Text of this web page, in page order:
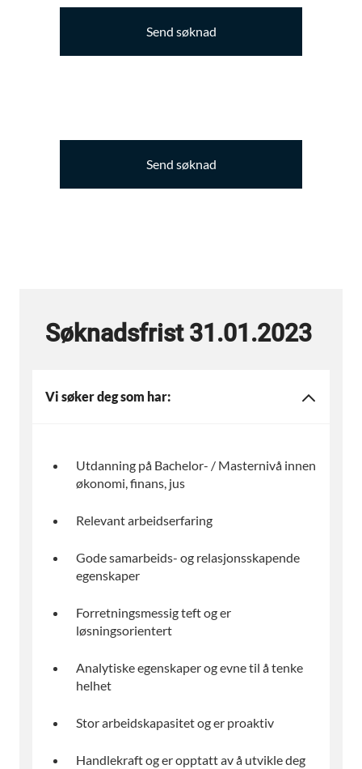
Send søknad
Send søknad
Søknadsfrist 31.01.2023
Vi søker deg som har:
Utdanning på Bachelor- / Masternivå innen
økonomi, finans, jus
Relevant arbeidserfaring
Gode samarbeids- og relasjonsskapende
egenskaper
Forretningsmessig teft og er
løsningsorientert
Analytiske egenskaper og evne til å tenke
helhet
Stor arbeidskapasitet og er proaktiv
Handlekraft og er opptatt av å utvikle deg